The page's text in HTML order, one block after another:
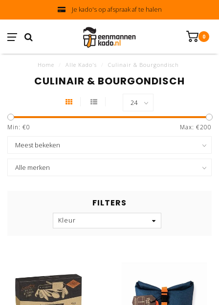
Je kado's op afspraak af te halen
0
Home Alle Kado's Culinair & Bourgondisch
CULINAIR & BOURGONDISCH
Min: €0 Max: €200
FILTERS
Kleur